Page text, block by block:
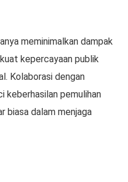
meminimalkan dampak
kepercayaan publik
Kolaborasi dengan
keberhasilan pemulihan
biasa dalam menjaga